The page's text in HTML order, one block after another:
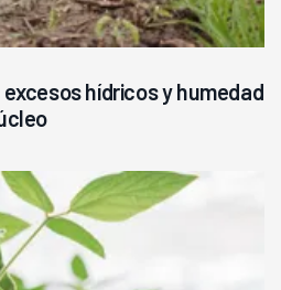
hídricos y humedad